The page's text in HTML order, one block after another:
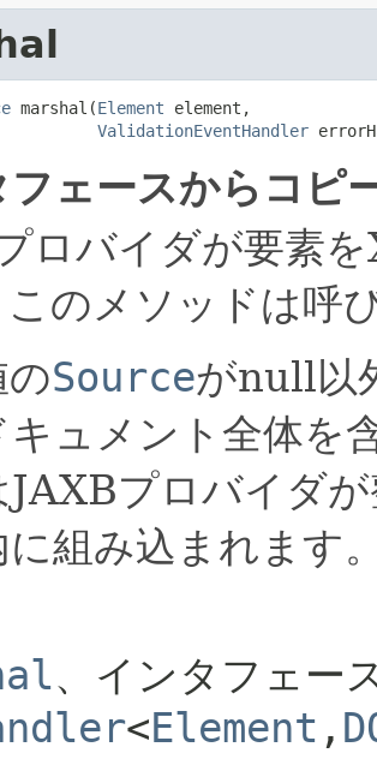
marshal(Element element,
ValidationEventHandler
フェースからコピ
ロバイダが要素
のメソッドは呼
のSourceがnull以
キュメント全体を
JAXBプロバイダ
に組み込まれます
、インタフェー
<Element ,